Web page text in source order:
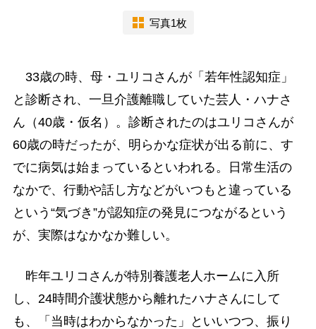
写真1枚
33歳の時、母・ユリコさんが「若年性認知症」
と診断され、一旦介護離職していた芸人・ハナさ
ん（40歳・仮名）。診断されたのはユリコさんが
60歳の時だったが、明らかな症状が出る前に、す
でに病気は始まっているといわれる。日常生活の
なかで、行動や話し方などがいつもと違っている
という“気づき”が認知症の発見につながるという
が、実際はなかなか難しい。
昨年ユリコさんが特別養護老人ホームに入所
し、24時間介護状態から離れたハナさんにして
も、「当時はわからなかった」といいつつ、振り